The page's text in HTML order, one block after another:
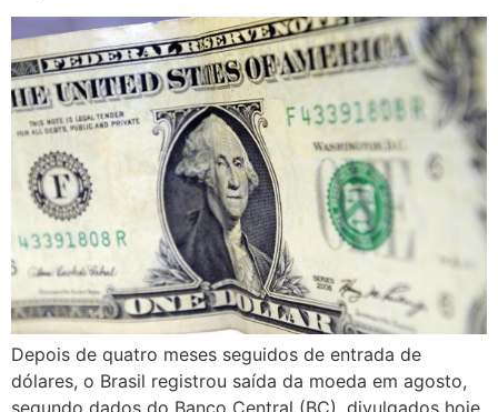
Depois de quatro meses seguidos de entrada de
dólares, o Brasil registrou saída da moeda em agosto,